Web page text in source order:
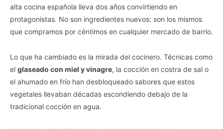
alta cocina española lleva dos años convirtiendo en
protagonistas. No son ingredientes nuevos: son los mismos
que compramos por céntimos en cualquier mercado de barrio.
Lo que ha cambiado es la mirada del cocinero. Técnicas como
el glaseado con miel y vinagre, la cocción en costra de sal o
el ahumado en frío han desbloqueado sabores que estos
vegetales llevaban décadas escondiendo debajo de la
tradicional cocción en agua.